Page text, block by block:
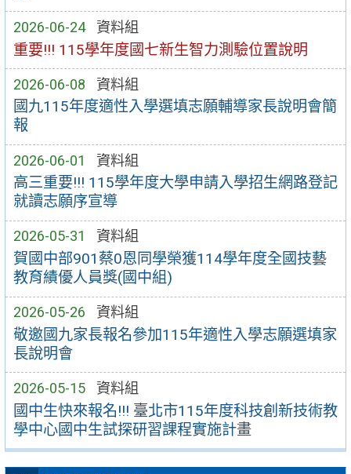
2026-06-24 資料組
重要!!! 115學年度國七新生智力測驗位置說明
2026-06-08 資料組
國九115年度適性入學選填志願輔導家長說明會簡
報
2026-06-01 資料組
高三重要!!! 115學年度大學申請入學招生網路登記
就讀志願序宣導
2026-05-31 資料組
賀國中部901蔡0恩同學榮獲114學年度全國技藝
教育績優人員獎(國中組)
2026-05-26 資料組
敬邀國九家長報名參加115年適性入學志願選填家
長說明會
2026-05-15 資料組
國中生快來報名!!! 臺北市115年度科技創新技術教
學中心國中生試探研習課程實施計畫